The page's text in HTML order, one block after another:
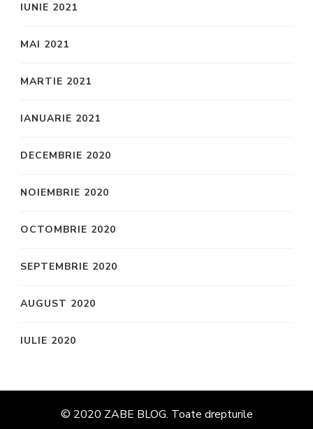
IUNIE 2021
MAI 2021
MARTIE 2021
IANUARIE 2021
DECEMBRIE 2020
NOIEMBRIE 2020
OCTOMBRIE 2020
SEPTEMBRIE 2020
AUGUST 2020
IULIE 2020
© 2020 ZABE BLOG. Toate drepturile